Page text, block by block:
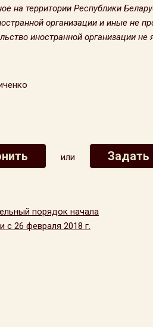
на территории Республики
организации и иные не
иностранной организации
или Задать
порядок начала
с 26 февраля 2018 г.